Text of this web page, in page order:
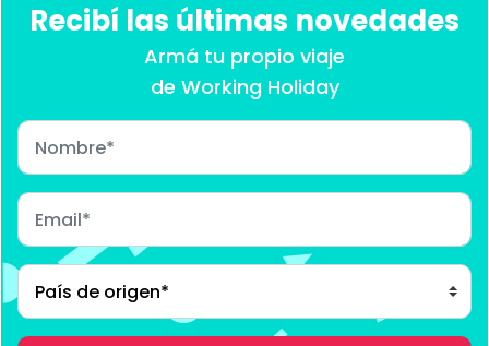
Recibí las últimas novedades
Armá tu propio viaje
de Working Holiday